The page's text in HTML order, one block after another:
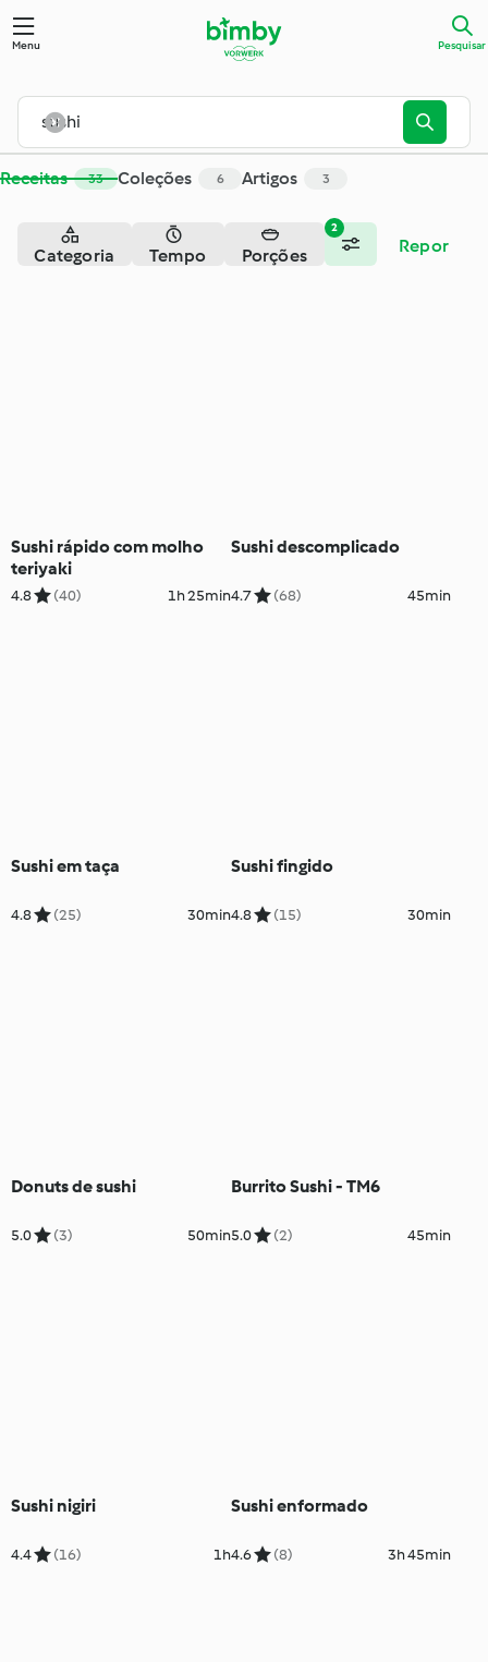
Menu Pesquisar
Receitas 33 Coleções 6 Artigos 3
2
Categoria Tempo Porções Repor
Sushi rápido com molho
teriyaki
4.8 (40) 1h 25min
Sushi descomplicado
4.7 (68) 45min
Sushi em taça
4.8 (25) 30min
Sushi fingido
4.8 (15) 30min
Donuts de sushi
5.0 (3) 50min
Burrito Sushi - TM6
5.0 (2) 45min
Sushi nigiri
4.4 (16) 1h
Sushi enformado
4.6 (8) 3h 45min